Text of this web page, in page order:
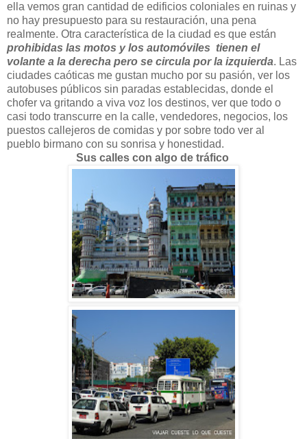
ella vemos gran cantidad de edificios coloniales en ruinas y
no hay presupuesto para su restauración, una pena
realmente. Otra característica de la ciudad es que están
prohibidas las motos y los automóviles tienen el
volante a la derecha pero se circula por la izquierda. Las
ciudades caóticas me gustan mucho por su pasión, ver los
autobuses públicos sin paradas establecidas, donde el
chofer va gritando a viva voz los destinos, ver que todo o
casi todo transcurre en la calle, vendedores, negocios, los
puestos callejeros de comidas y por sobre todo ver al
pueblo birmano con su sonrisa y honestidad.
Sus calles con algo de tráfico